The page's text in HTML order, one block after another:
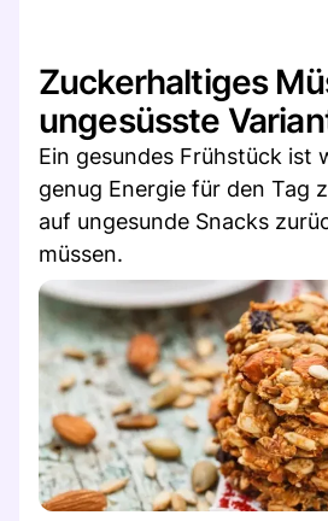
Zuckerhaltiges
ungesüsste
Ein gesundes Frühstück ist
genug Energie für den Tag
auf ungesunde Snacks
müssen.